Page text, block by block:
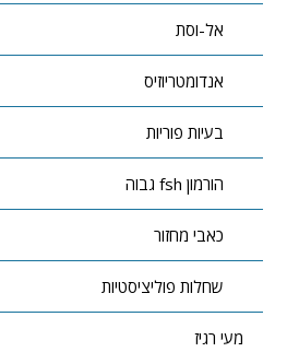
אל-וסת
אנדומטריוזיס
בעיות פוריות
הורמון fsh גבוה
כאבי מחזור
שחלות פוליציסטיות
מעי רגיז